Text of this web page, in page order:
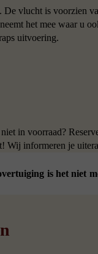
De vlucht is voorzien
het mee waar u
uitvoering.
in voorraad?
Wij informeren je
is het niet